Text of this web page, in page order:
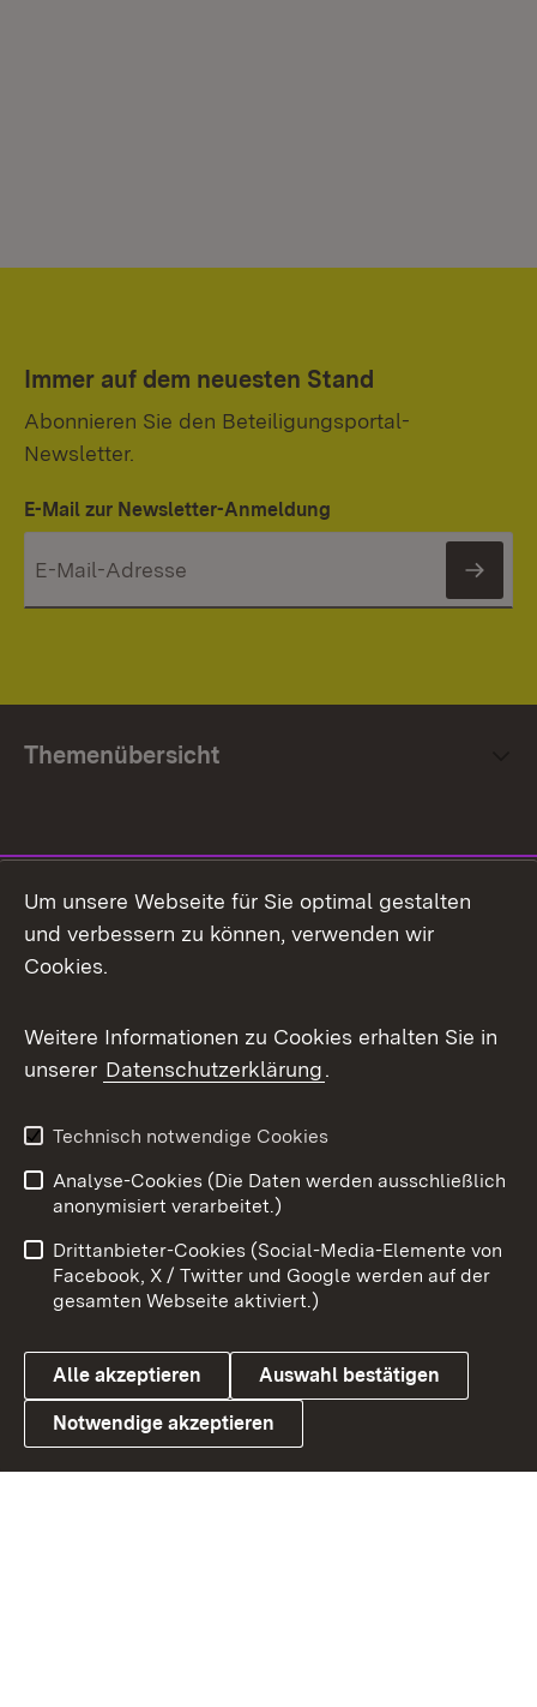
Immer auf dem neuesten Stand
Abonnieren Sie den Beteiligungsportal-
Newsletter.
E-Mail zur Newsletter-Anmeldung
Themenübersicht
Facebook
X / Twitter
Youtube
Link zum Landesportal
Impressum
Kontakt
Barrierefreiheit
Datenschutz
Cookies
Um unsere Webseite für Sie optimal gestalten
und verbessern zu können, verwenden wir
Cookies.
Weitere Informationen zu Cookies erhalten Sie in
unserer Datenschutzerklärung.
Technisch notwendige Cookies
Analyse-Cookies (Die Daten werden ausschließlich
anonymisiert verarbeitet.)
Drittanbieter-Cookies (Social-Media-Elemente von
Facebook, X / Twitter und Google werden auf der
gesamten Webseite aktiviert.)
Alle akzeptieren Auswahl bestätigen
Notwendige akzeptieren